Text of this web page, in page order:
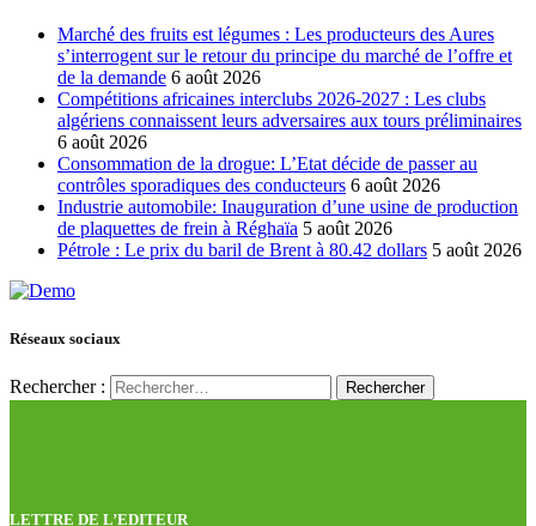
Marché des fruits est légumes : Les producteurs des Aures
s’interrogent sur le retour du principe du marché de l’offre et
de la demande 6 août 2026
Compétitions africaines interclubs 2026-2027 : Les clubs
algériens connaissent leurs adversaires aux tours préliminaires
6 août 2026
Consommation de la drogue: L’Etat décide de passer au
contrôles sporadiques des conducteurs 6 août 2026
Industrie automobile: Inauguration d’une usine de production
de plaquettes de frein à Réghaïa 5 août 2026
Pétrole : Le prix du baril de Brent à 80.42 dollars 5 août 2026
Réseaux sociaux
Rechercher :
LETTRE DE L’EDITEUR